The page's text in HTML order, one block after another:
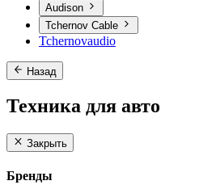
Audison
Tchernov Cable
Tchernovaudio
Назад
Техника для авто
Закрыть
Бренды